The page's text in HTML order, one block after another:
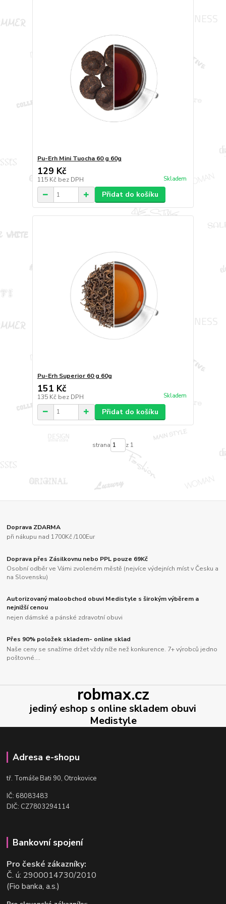
Pu-Erh Mini Tuocha 60 g 60g
129 Kč
115 Kč bez DPH Skladem
Přidat do košíku
Pu-Erh Superior 60 g 60g
151 Kč
135 Kč bez DPH Skladem
Přidat do košíku
strana z 1
Doprava ZDARMA
při nákupu nad 1700Kč /100Eur
Doprava přes Zásilkovnu nebo PPL pouze 69Kč
Osobní odběr ve Vámi zvoleném městě (nejvíce výdejních míst v Česku a
na Slovensku)
Autorizovaný maloobchod obuvi Medistyle s širokým výběrem a
nejnižší cenou
nejen dámské a pánské zdravotní obuvi
Přes 90% položek skladem- online sklad
Naše ceny se snažíme držet vždy níže než konkurence. 7+ výrobců jedno
poštovné....
robmax.cz
jediný eshop s online skladem obuvi
Medistyle
Adresa e-shopu
tř. Tomáše Bati 90, Otrokovice
IČ: 68083483
DIČ: CZ7803294114
Bankovní spojení
Pro české zákazníky:
Č. ú: 2900014730/2010
(Fio banka, a.s.)